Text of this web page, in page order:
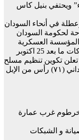
ويحتفي بنيل كاس
المؤسسة العسكرية
25 اكتوبر
تكوين تنظيم مسلح
السلطات الإثيوبية تسلم الجانب السوداني (٧١) رأس من الإبل
غرب عمارة
و الشبكات